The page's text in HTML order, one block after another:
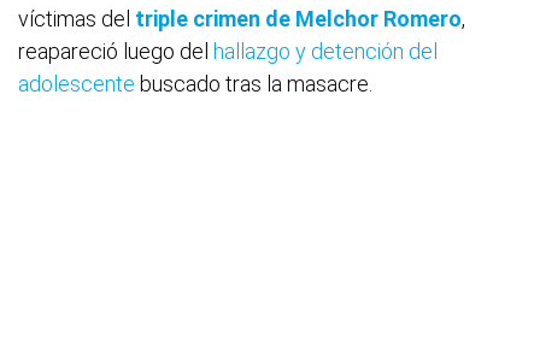
víctimas del triple crimen de Melchor Romero,
reapareció luego del hallazgo y detención del
adolescente buscado tras la masacre.